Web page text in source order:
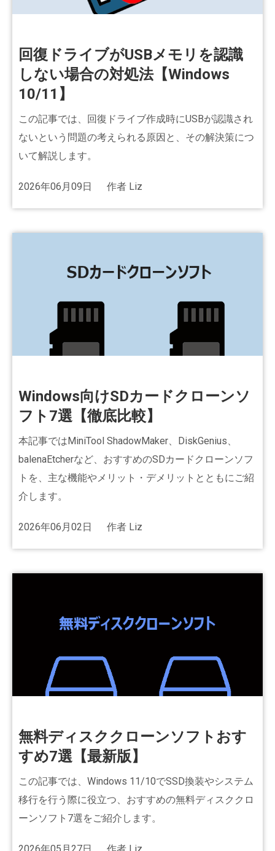
回復ドライブがUSBメモリを認識
しない場合の対処法【Windows
10/11】
この記事では、回復ドライブ作成時にUSBが認識され
ないという問題の考えられる原因と、その解決策につ
いて解説します。
2026年06月09日 作者 Liz
Windows向けSDカードクローンソ
フト7選【徹底比較】
本記事ではMiniTool ShadowMaker、DiskGenius、
balenaEtcherなど、おすすめのSDカードクローンソフ
トを、主な機能やメリット・デメリットとともにご紹
介します。
2026年06月02日 作者 Liz
無料ディスククローンソフトおす
すめ7選【最新版】
この記事では、Windows 11/10でSSD換装やシステム
移行を行う際に役立つ、おすすめの無料ディスククロ
ーンソフト7選をご紹介します。